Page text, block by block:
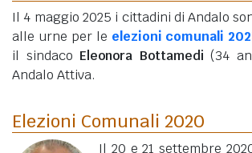
Il 4 maggio 2025 i cittadini di Andalo
alle urne per le elezioni comunali
il sindaco Eleonora Bottamedi (34
Andalo Attiva.
Elezioni Comunali 2020
Il 20 e 21 settembre